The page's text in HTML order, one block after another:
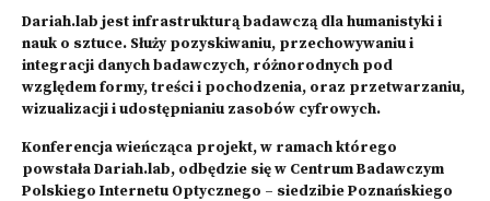
Dariah.lab jest infrastrukturą badawczą dla humanistyki i
nauk o sztuce. Służy pozyskiwaniu, przechowywaniu i
integracji danych badawczych, różnorodnych pod
względem formy, treści i pochodzenia, oraz przetwarzaniu,
wizualizacji i udostępnianiu zasobów cyfrowych.
Konferencja wieńcząca projekt, w ramach którego
powstała Dariah.lab, odbędzie się w Centrum Badawczym
Polskiego Internetu Optycznego – siedzibie Poznańskiego